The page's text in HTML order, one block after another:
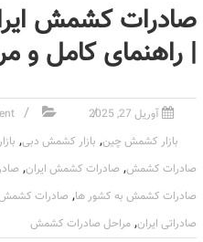
صادرات کشمش
| راهنمای کامل و
آوریل 27, 2025
بازار کشمش چین, بازار کشمش دبی,
صادرات کشمش, صادرات کشمش ایران,
صادرات کشمش به کشور ها, صادرات کشمش
صادراتی ایران, مراحل صادرات کشمش